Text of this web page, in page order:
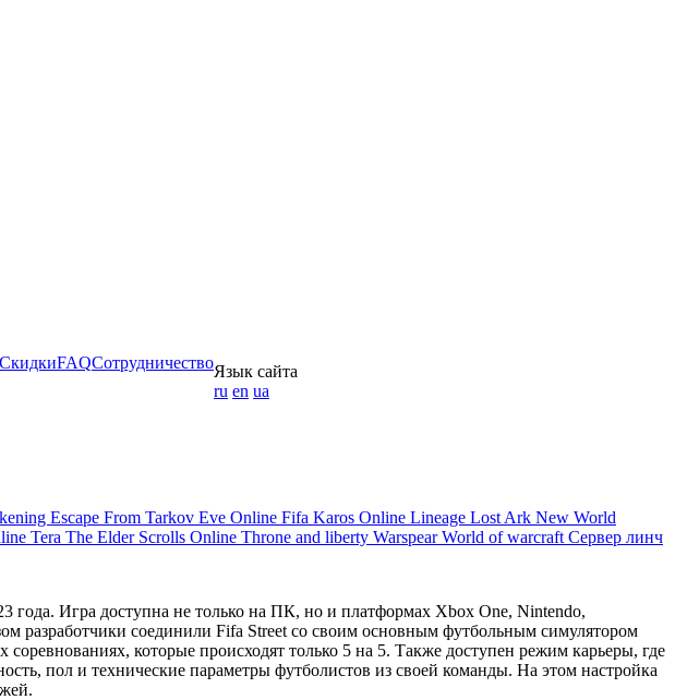
СкидкиFAQСотрудничествоЯзык сайта
ru en ua
Escape From Tarkov Eve Online Fifa Karos Online Lineage Lost Ark New World
Tera The Elder Scrolls Online Throne and liberty WarspearWorld of warcraft Сервер линч
Игра доступна не только на ПК, но и платформах Xbox One, Nintendo,
разработчики соединили Fifa Street со своим основным футбольным симулятором
которые происходят только 5 на 5. Также доступен режим карьеры, где
пол и технические параметры футболистов из своей команды. На этом настройка